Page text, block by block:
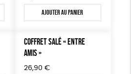
Ajouter au panier
COFFRET SALÉ « ENTRE
AMIS »
26,90 €